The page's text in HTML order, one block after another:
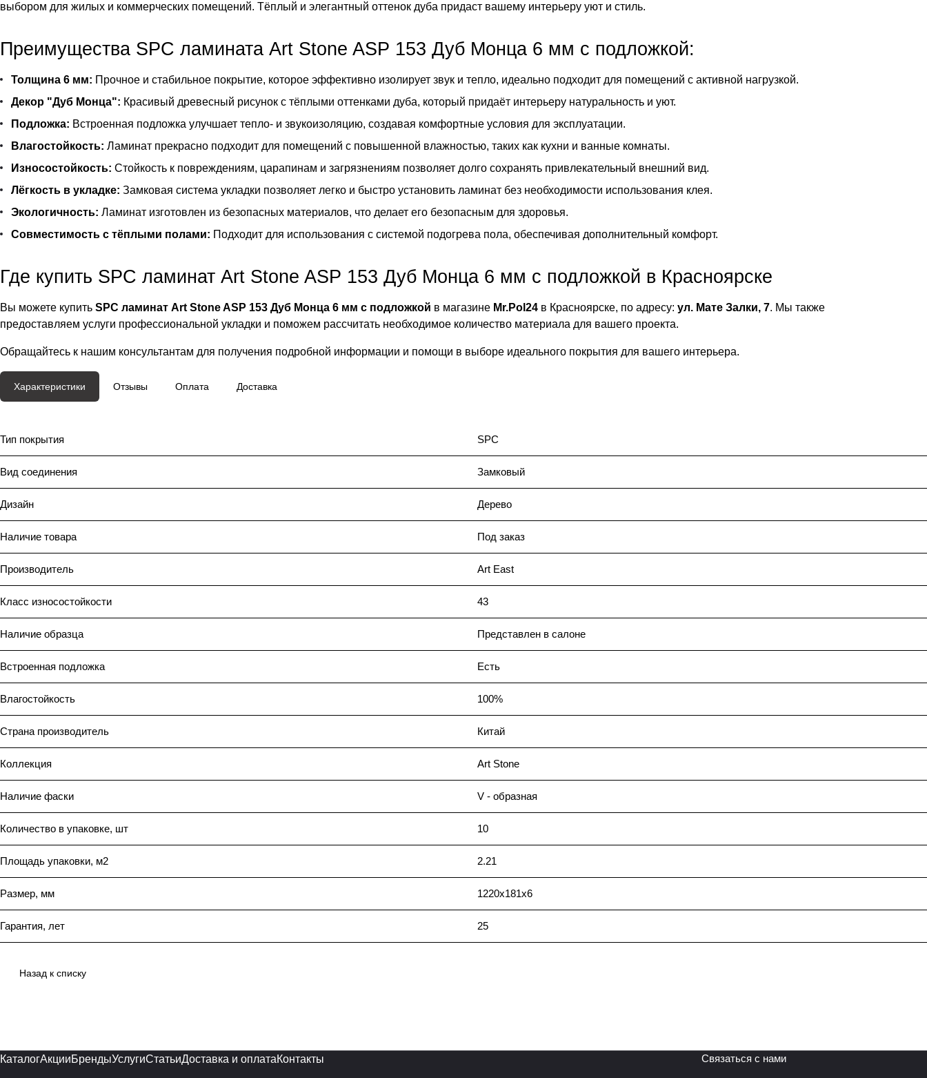
выбором для жилых и коммерческих помещений. Тёплый и элегантный оттенок дуба придаст вашему интерьеру уют и стиль.
Преимущества SPC ламината Art Stone ASP 153 Дуб Монца 6 мм с подложкой:
Толщина 6 мм: Прочное и стабильное покрытие, которое эффективно изолирует звук и тепло, идеально подходит для помещений с активной нагрузкой.
Декор "Дуб Монца": Красивый древесный рисунок с тёплыми оттенками дуба, который придаёт интерьеру натуральность и уют.
Подложка: Встроенная подложка улучшает тепло- и звукоизоляцию, создавая комфортные условия для эксплуатации.
Влагостойкость: Ламинат прекрасно подходит для помещений с повышенной влажностью, таких как кухни и ванные комнаты.
Износостойкость: Стойкость к повреждениям, царапинам и загрязнениям позволяет долго сохранять привлекательный внешний вид.
Лёгкость в укладке: Замковая система укладки позволяет легко и быстро установить ламинат без необходимости использования клея.
Экологичность: Ламинат изготовлен из безопасных материалов, что делает его безопасным для здоровья.
Совместимость с тёплыми полами: Подходит для использования с системой подогрева пола, обеспечивая дополнительный комфорт.
Где купить SPC ламинат Art Stone ASP 153 Дуб Монца 6 мм с подложкой в Красноярске
Вы можете купить SPC ламинат Art Stone ASP 153 Дуб Монца 6 мм с подложкой в магазине Mr.Pol24 в Красноярске, по адресу: ул. Мате Залки, 7. Мы также
предоставляем услуги профессиональной укладки и поможем рассчитать необходимое количество материала для вашего проекта.
Обращайтесь к нашим консультантам для получения подробной информации и помощи в выборе идеального покрытия для вашего интерьера.
Характеристики Отзывы Оплата Доставка
Тип покрытия SPC
Вид соединения Замковый
Дизайн Дерево
Наличие товара Под заказ
Производитель Art East
Класс износостойкости 43
Наличие образца Представлен в салоне
Встроенная подложка Есть
Влагостойкость 100%
Страна производитель Китай
Коллекция Art Stone
Наличие фаски V - образная
Количество в упаковке, шт 10
Площадь упаковки, м2 2.21
Размер, мм 1220x181x6
Гарантия, лет 25
Назад к списку
КаталогАкцииБрендыУслугиСтатьиДоставка и оплатаКонтакты Связаться с нами